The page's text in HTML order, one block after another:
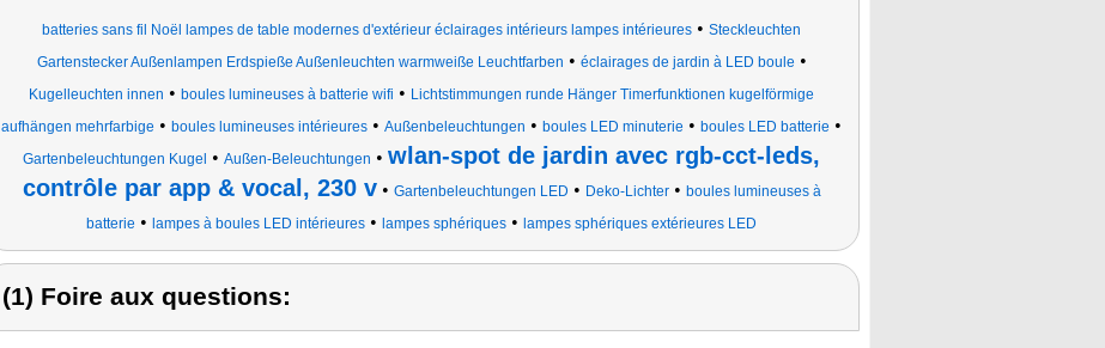
batteries sans fil Noël lampes de table modernes d'extérieur éclairages intérieurs lampes intérieures • Steckleuchten
Gartenstecker Außenlampen Erdspieße Außenleuchten warmweiße Leuchtfarben • éclairages de jardin à LED boule •
Kugelleuchten innen • boules lumineuses à batterie wifi • Lichtstimmungen runde Hänger Timerfunktionen kugelförmige
aufhängen mehrfarbige • boules lumineuses intérieures • Außenbeleuchtungen • boules LED minuterie • boules LED batterie •
Gartenbeleuchtungen Kugel • Außen-Beleuchtungen • wlan-spot de jardin avec rgb-cct-leds,
contrôle par app & vocal, 230 v• Gartenbeleuchtungen LED • Deko-Lichter• boules lumineuses à
batterie • lampes à boules LED intérieures • lampes sphériques • lampes sphériques extérieures LED
(1) Foire aux questions: